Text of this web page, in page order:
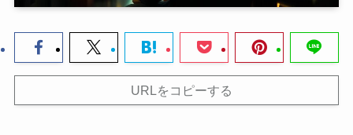
URLをコピーする